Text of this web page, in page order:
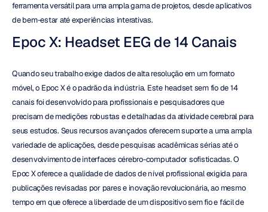
ferramenta versátil para uma ampla gama de projetos, desde aplicativos
de bem-estar até experiências interativas.
Epoc X: Headset EEG de 14 Canais
Quando seu trabalho exige dados de alta resolução em um formato
móvel, o Epoc X é o padrão da indústria. Este headset sem fio de 14
canais foi desenvolvido para profissionais e pesquisadores que
precisam de medições robustas e detalhadas da atividade cerebral para
seus estudos. Seus recursos avançados oferecem suporte a uma ampla
variedade de aplicações, desde pesquisas acadêmicas sérias até o
desenvolvimento de interfaces cérebro-computador sofisticadas. O
Epoc X oferece a qualidade de dados de nível profissional exigida para
publicações revisadas por pares e inovação revolucionária, ao mesmo
tempo em que oferece a liberdade de um dispositivo sem fio e fácil de